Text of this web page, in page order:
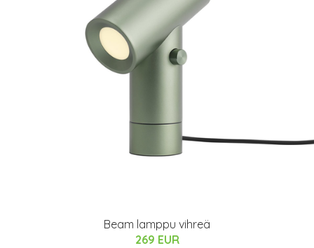
Beam lamppu vihreä
269 EUR